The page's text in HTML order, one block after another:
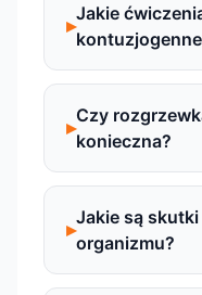
Jakie
Czy
konieczna?
Jakie są
organizmu?